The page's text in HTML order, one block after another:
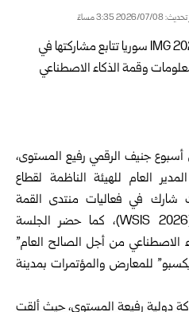
2026/07/08 3:35 مساءً
أسبوع جنيف الرقمي رفيع المستوى،
العام للهيئة الناظمة لقطاع
شارك في فعاليات منتدى القمة
العالمية لمجتمع المعلومات (WSIS 2026)، كما حضر الجلسة
الاصطناعي من أجل الصالح العام”
للمعارض والمؤتمرات بمدينة
دولية رفيعة المستوى، حيث ألقت